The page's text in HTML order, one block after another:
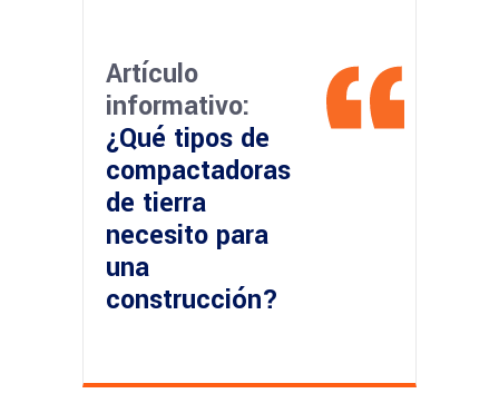
Artículo
informativo:
¿Qué tipos de
compactadoras
de tierra
necesito para
una
construcción?